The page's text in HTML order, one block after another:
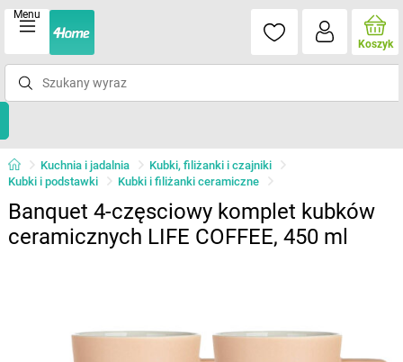
Menu
Koszyk
Kuchnia i jadalnia
Kubki, filiżanki i czajniki
Kubki i podstawki
Kubki i filiżanki ceramiczne
Banquet 4-częsciowy komplet kubków
ceramicznych LIFE COFFEE, 450 ml